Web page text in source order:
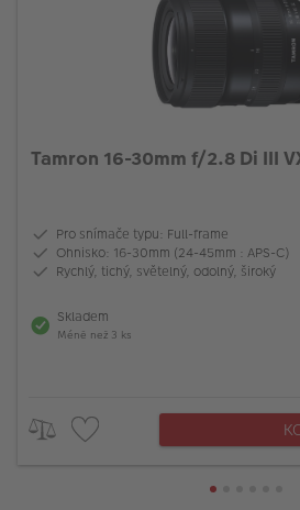
Tamron 16-30mm f/2.8 Di III
Pro snímače typu: Full-frame
Ohnisko: 16-30mm (24-45mm : APS-C)
Rychlý, tichý, světelný, odolný, široký
Skladem
Méně než 3 ks